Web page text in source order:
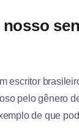
escritor
pelo gênero
de que